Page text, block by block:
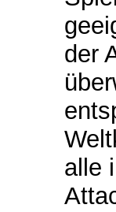
der
alle